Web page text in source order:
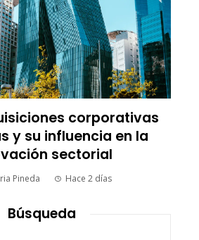
corporativas
y su influencia en la
sectorial
Pineda Hace 2 días
Búsqueda